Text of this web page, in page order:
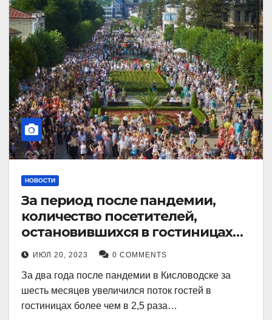
НОВОСТИ
За период после пандемии,
количество посетителей,
остановившихся в гостиницах
Кисловодска, выросло в 2,5 раза.
ИЮЛ 20, 2023 0 COMMENTS
За два года после пандемии в Кисловодске за
шесть месяцев увеличился поток гостей в
гостиницах более чем в 2,5 раза…